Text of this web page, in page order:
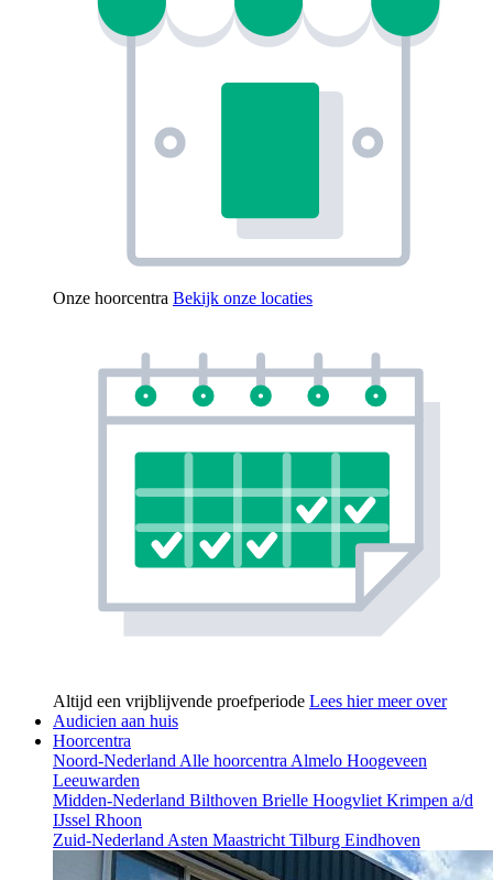
Onze hoorcentra Bekijk onze locaties
Altijd een vrijblijvende proefperiode Lees hier meer over
Audicien aan huis
Hoorcentra
Noord-Nederland Alle hoorcentra Almelo Hoogeveen
Leeuwarden
Midden-Nederland Bilthoven Brielle Hoogvliet Krimpen a/d
IJssel Rhoon
Zuid-Nederland Asten Maastricht Tilburg Eindhoven